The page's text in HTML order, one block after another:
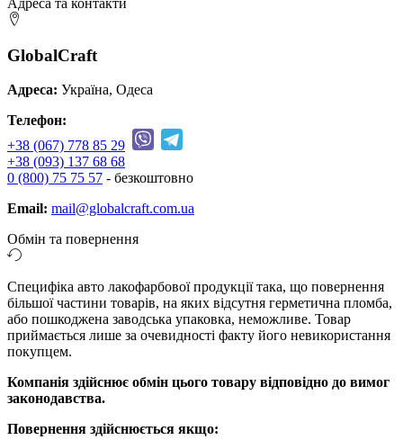
GlobalCraft
Адреса: Україна, Одеса
Телефон:
+38 (067) 778 85 29
+38 (093) 137 68 68
0 (800) 75 75 57 - безкоштовно
Email: mail@globalcraft.com.ua
Обмін та повернення
Специфіка авто лакофарбової продукції така, що повернення
більшої частини товарів, на яких відсутня герметична пломба,
або пошкоджена заводська упаковка, неможливе. Товар
приймається лише за очевидності факту його невикористання
покупцем.
Компанія здійснює обмін цього товару відповідно до вимог
законодавства.
Повернення здійснюється якщо: